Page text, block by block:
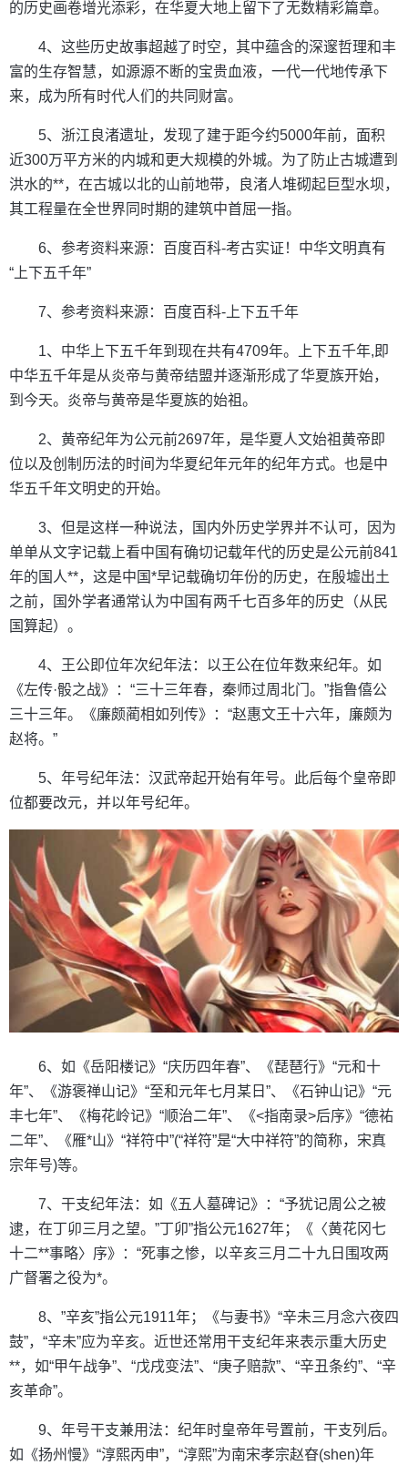
的历史画卷增光添彩，在华夏大地上留下了无数精彩篇章。
4、这些历史故事超越了时空，其中蕴含的深邃哲理和丰
富的生存智慧，如源源不断的宝贵血液，一代一代地传承下
来，成为所有时代人们的共同财富。
5、浙江良渚遗址，发现了建于距今约5000年前，面积
近300万平方米的内城和更大规模的外城。为了防止古城遭到
洪水的**，在古城以北的山前地带，良渚人堆砌起巨型水坝，
其工程量在全世界同时期的建筑中首屈一指。
6、参考资料来源：百度百科-考古实证！中华文明真有
“上下五千年”
7、参考资料来源：百度百科-上下五千年
1、中华上下五千年到现在共有4709年。上下五千年,即
中华五千年是从炎帝与黄帝结盟并逐渐形成了华夏族开始，
到今天。炎帝与黄帝是华夏族的始祖。
2、黄帝纪年为公元前2697年，是华夏人文始祖黄帝即
位以及创制历法的时间为华夏纪年元年的纪年方式。也是中
华五千年文明史的开始。
3、但是这样一种说法，国内外历史学界并不认可，因为
单单从文字记载上看中国有确切记载年代的历史是公元前841
年的国人**，这是中国*早记载确切年份的历史，在殷墟出土
之前，国外学者通常认为中国有两千七百多年的历史（从民
国算起）。
4、王公即位年次纪年法：以王公在位年数来纪年。如
《左传·骰之战》：“三十三年春，秦师过周北门。”指鲁僖公
三十三年。《廉颇蔺相如列传》：“赵惠文王十六年，廉颇为
赵将。”
5、年号纪年法：汉武帝起开始有年号。此后每个皇帝即
位都要改元，并以年号纪年。
6、如《岳阳楼记》“庆历四年春”、《琵琶行》“元和十
年”、《游褒禅山记》“至和元年七月某日”、《石钟山记》“元
丰七年”、《梅花岭记》“顺治二年”、《<指南录>后序》“德祐
二年”、《雁*山》“祥符中”(“祥符”是“大中祥符”的简称，宋真
宗年号)等。
7、干支纪年法：如《五人墓碑记》：“予犹记周公之被
逮，在丁卯三月之望。”丁卯”指公元1627年；《〈黄花冈七
十二**事略〉序》：“死事之惨，以辛亥三月二十九日围攻两
广督署之役为*。
8、”辛亥”指公元1911年；《与妻书》“辛未三月念六夜四
鼓”，“辛未”应为辛亥。近世还常用干支纪年来表示重大历史
**，如“甲午战争”、“戊戌变法”、“庚子赔款”、“辛丑条约”、“辛
亥革命”。
9、年号干支兼用法：纪年时皇帝年号置前，干支列后。
如《扬州慢》“淳熙丙申”，“淳熙”为南宋孝宗赵昚(shen)年